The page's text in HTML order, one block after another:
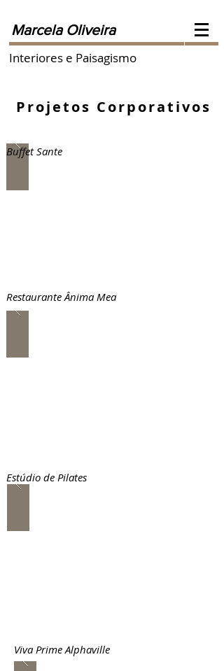
Interiores e Paisagismo
Marcela Oliveira
Restaurante Ânima Mea
Viva Prime Alphaville
Estúdio de Pilates
Buffet Sante
Projetos Corporativos